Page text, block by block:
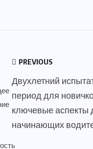
PREVIOUS
Двухлетний
период для
ключевые аспекты
начинающих